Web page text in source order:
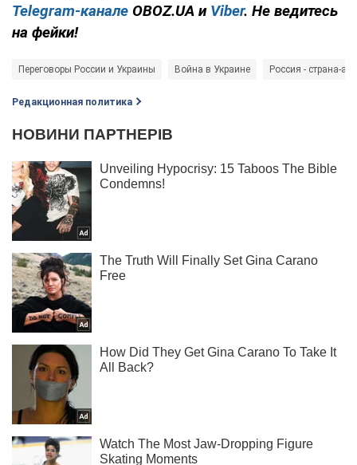
Telegram-канале OBOZ.UA и Viber. Не ведитесь
на фейки!
Переговоры России и Украины Война в Украине Россия - страна-
Редакционная политика